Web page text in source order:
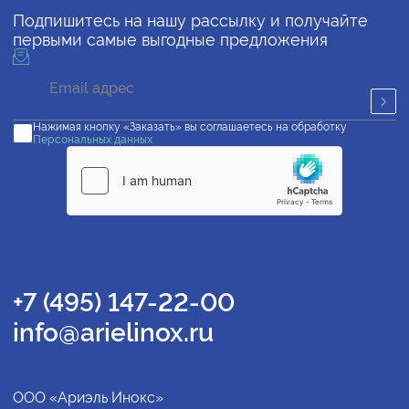
Подпишитесь на нашу рассылку и получайте
первыми самые выгодные предложения
Нажимая кнопку «Заказать» вы соглашаетесь на обработку
Персональных данных
+7 (495) 147-22-00
info@arielinox.ru
ООО «Ариэль Инокс»